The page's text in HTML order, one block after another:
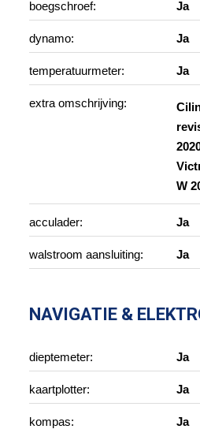
boegschroef: Ja
dynamo: Ja
temperatuurmeter: Ja
extra omschrijving:
W
acculader: Ja
walstroom aansluiting: Ja
NAVIGATIE &
dieptemeter: Ja
kaartplotter: Ja
kompas: Ja